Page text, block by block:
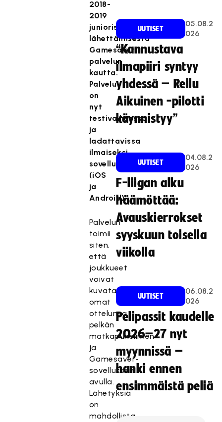
2018-
2019
juniorisalibandyn
lähettämisestä
Gamesaver-
palvelun
kautta.
Palvelu
on
nyt
testivaiheessa
ja
ladattavissa
ilmaiseksi
sovelluskaupoista
(iOS
ja
Android).
Palvelun
toimii
siten,
että
joukkueet
voivat
kuvata
omat
ottelunsa
pelkän
matkapuhelimen
ja
Gamesaver-
sovelluksen
avulla.
Lähetyksiä
on
mahdollista
UUTISET
05.08.2
026
“Kannustava
ilmapiiri syntyy
yhdessä – Reilu
Aikuinen -pilotti
käynnistyy”
UUTISET
04.08.2
026
F-liigan alku
häämöttää:
Avauskierrokset
syyskuun toisella
viikolla
UUTISET
06.08.2
026
Pelipassit kaudelle
2026–27 nyt
myynnissä –
hanki ennen
ensimmäistä peliä